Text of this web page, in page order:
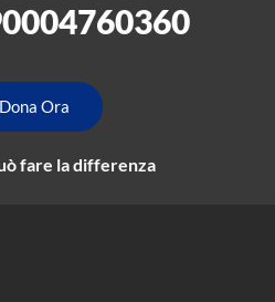
Ora
fare la differenza